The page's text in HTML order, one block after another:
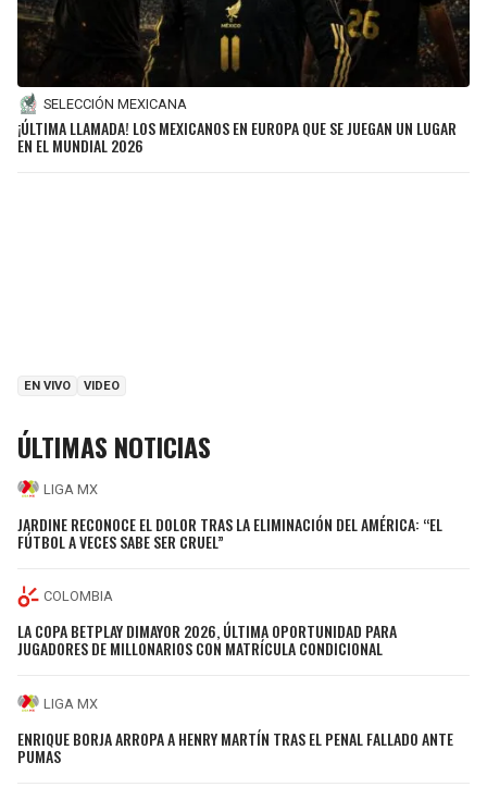
SELECCIÓN MEXICANA
¡ÚLTIMA LLAMADA! LOS MEXICANOS EN EUROPA QUE SE JUEGAN UN LUGAR
EN EL MUNDIAL 2026
EN VIVO VIDEO
ÚLTIMAS NOTICIAS
LIGA MX
JARDINE RECONOCE EL DOLOR TRAS LA ELIMINACIÓN DEL AMÉRICA: “EL
FÚTBOL A VECES SABE SER CRUEL”
COLOMBIA
LA COPA BETPLAY DIMAYOR 2026, ÚLTIMA OPORTUNIDAD PARA
JUGADORES DE MILLONARIOS CON MATRÍCULA CONDICIONAL
LIGA MX
ENRIQUE BORJA ARROPA A HENRY MARTÍN TRAS EL PENAL FALLADO ANTE
PUMAS